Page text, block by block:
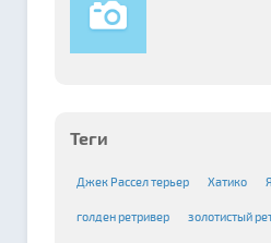
Теги
Джек Рассел терьер Хатико
голден ретривер золотистый